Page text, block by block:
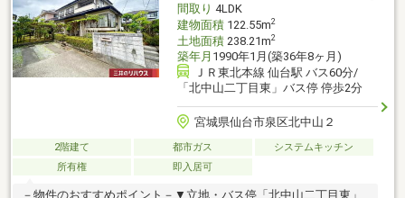
間取り 4LDK
建物面積122.55m2
土地面積238.21m2
築年月 1990年1月(築36年8ヶ月)
ＪＲ東北本線 仙台駅 バス60分/
「北中山二丁目東」バス停 停歩2分
宮城県仙台市泉区北中山２
2階建て 都市ガス
システムキッチン
所有権
即入居可
－物件のおすすめポイント－▼立地・バス停「北中山二丁目東」